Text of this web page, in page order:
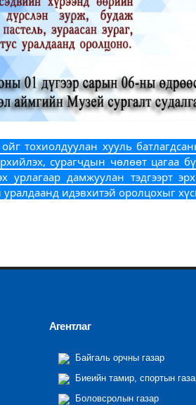
тохиолдуулан хууль
сурагчдын чөлөөт цагаа
урлагаар дамжуулан тэдгээрт
идэвхитэй оролцохыг
Агентлаг
Байгаль орчны газар
Биеийн тамир, спортын
Боловсролын газар